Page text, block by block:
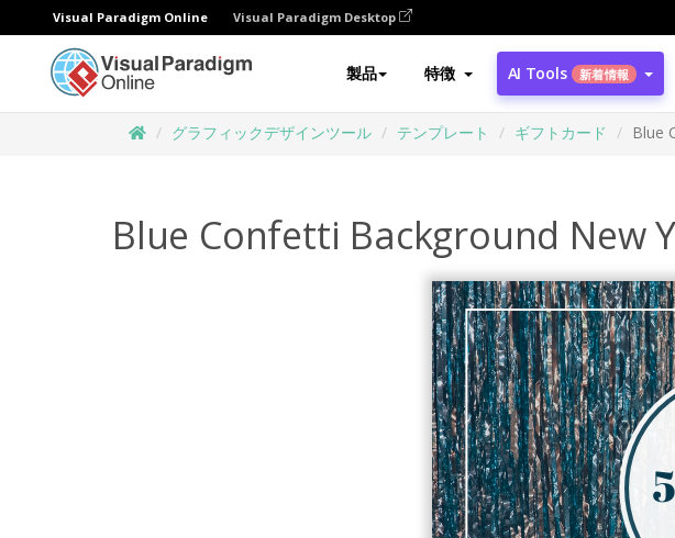
Visual Paradigm Online Visual Paradigm Desktop
製品 特徴 AI Tools 新着情報
グラフィックデザインツール テンプレート ギフトカード Blue
Blue Confetti Background New